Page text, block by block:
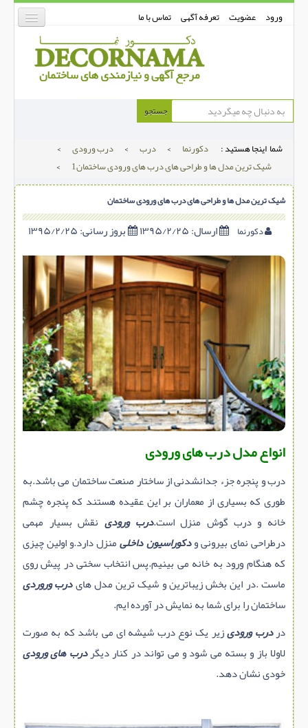
ورود عضویت تعرفه آگهی تماس با ما
دکورنما
دیوارپوش
دکوراسیون داخلی
درب و پنجره
بتن-بتون
شهری ترافیکی
ساخت و ساز
مصالح ساختمانی
سنگ ساختمانی
عایق ساختمان
سرویس بهداشتی
پله,نرده,حفاظ
تاسیسات ساختمان
ابزار آلات ساختمانی
تعمیر و نگهداری ساختمان
محوطه سازی و نما
ماشین آلات ساختمانی
ژئوتکنیک
متفرقه
جستجو
شما اینجا هستید : دکورنما > درب > درب ورودی
>
شیک ترین مدل ها و طراحی های درب های ورودی ساختمان1
>
شیک ترین مدل ها و طراحی های درب های ورودی ساختمان
دکورنما ارسال:۱۳۹۵/۲/۲۵ بروز رسانی:
انواع مدل درب های ورودی
درب و پنجره جزء جدانشدنی از ساختار صنعت ساختمان می باشد.به
طوری که بسیاری از معماران بر این عقیده هستند که پنجره چشم
خانه و درب گوش منزل است.درب ورودی نقش بسیار مهمی
درطراحی نمای بیرونی ودکوراسیون داخلیمنزل دارد.و اولین چیزی
که هنگام ورود به خانه می بینیم.پس انتخاب سختی در پیش روی
ماست .در این بخش زیباترین و شیک ترین مدل هایدرب وروردی
ساختمان را برای شما به نمایش در آورده ایم.
دردرب ورودیزیر یک نوع درب شیشه ای می باشد که به صورت
لاولا باز و بسته می شود و می تواند در کنار دیگردرب های ورودی
خودی نشان دهد.